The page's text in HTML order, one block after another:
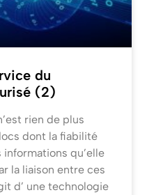
du
(2)
rien de plus
dont la fiabilité
qu’elle
la liaison entre ces
d’ une technologie